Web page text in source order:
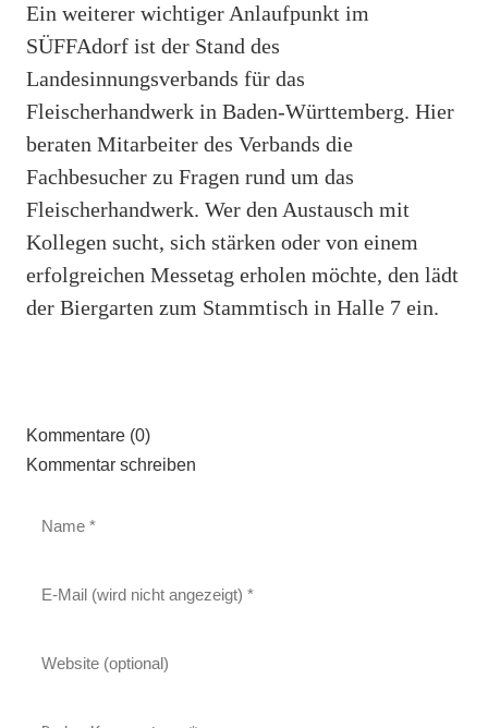
Ein weiterer wichtiger Anlaufpunkt im
SÜFFAdorf ist der Stand des
Landesinnungsverbands für das
Fleischerhandwerk in Baden-Württemberg. Hier
beraten Mitarbeiter des Verbands die
Fachbesucher zu Fragen rund um das
Fleischerhandwerk. Wer den Austausch mit
Kollegen sucht, sich stärken oder von einem
erfolgreichen Messetag erholen möchte, den lädt
der Biergarten zum Stammtisch in Halle 7 ein.
Kommentare (0)
Kommentar schreiben